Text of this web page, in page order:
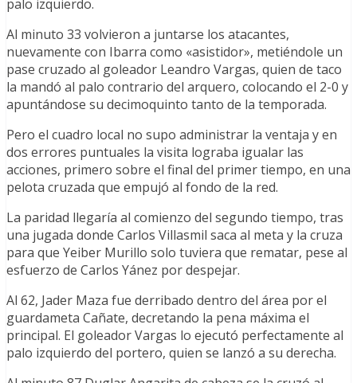
palo izquierdo.
Al minuto 33 volvieron a juntarse los atacantes,
nuevamente con Ibarra como «asistidor», metiéndole un
pase cruzado al goleador Leandro Vargas, quien de taco
la mandó al palo contrario del arquero, colocando el 2-0 y
apuntándose su decimoquinto tanto de la temporada.
Pero el cuadro local no supo administrar la ventaja y en
dos errores puntuales la visita lograba igualar las
acciones, primero sobre el final del primer tiempo, en una
pelota cruzada que empujó al fondo de la red.
La paridad llegaría al comienzo del segundo tiempo, tras
una jugada donde Carlos Villasmil saca al meta y la cruza
para que Yeiber Murillo solo tuviera que rematar, pese al
esfuerzo de Carlos Yánez por despejar.
Al 62, Jader Maza fue derribado dentro del área por el
guardameta Cañate, decretando la pena máxima el
principal. El goleador Vargas lo ejecutó perfectamente al
palo izquierdo del portero, quien se lanzó a su derecha.